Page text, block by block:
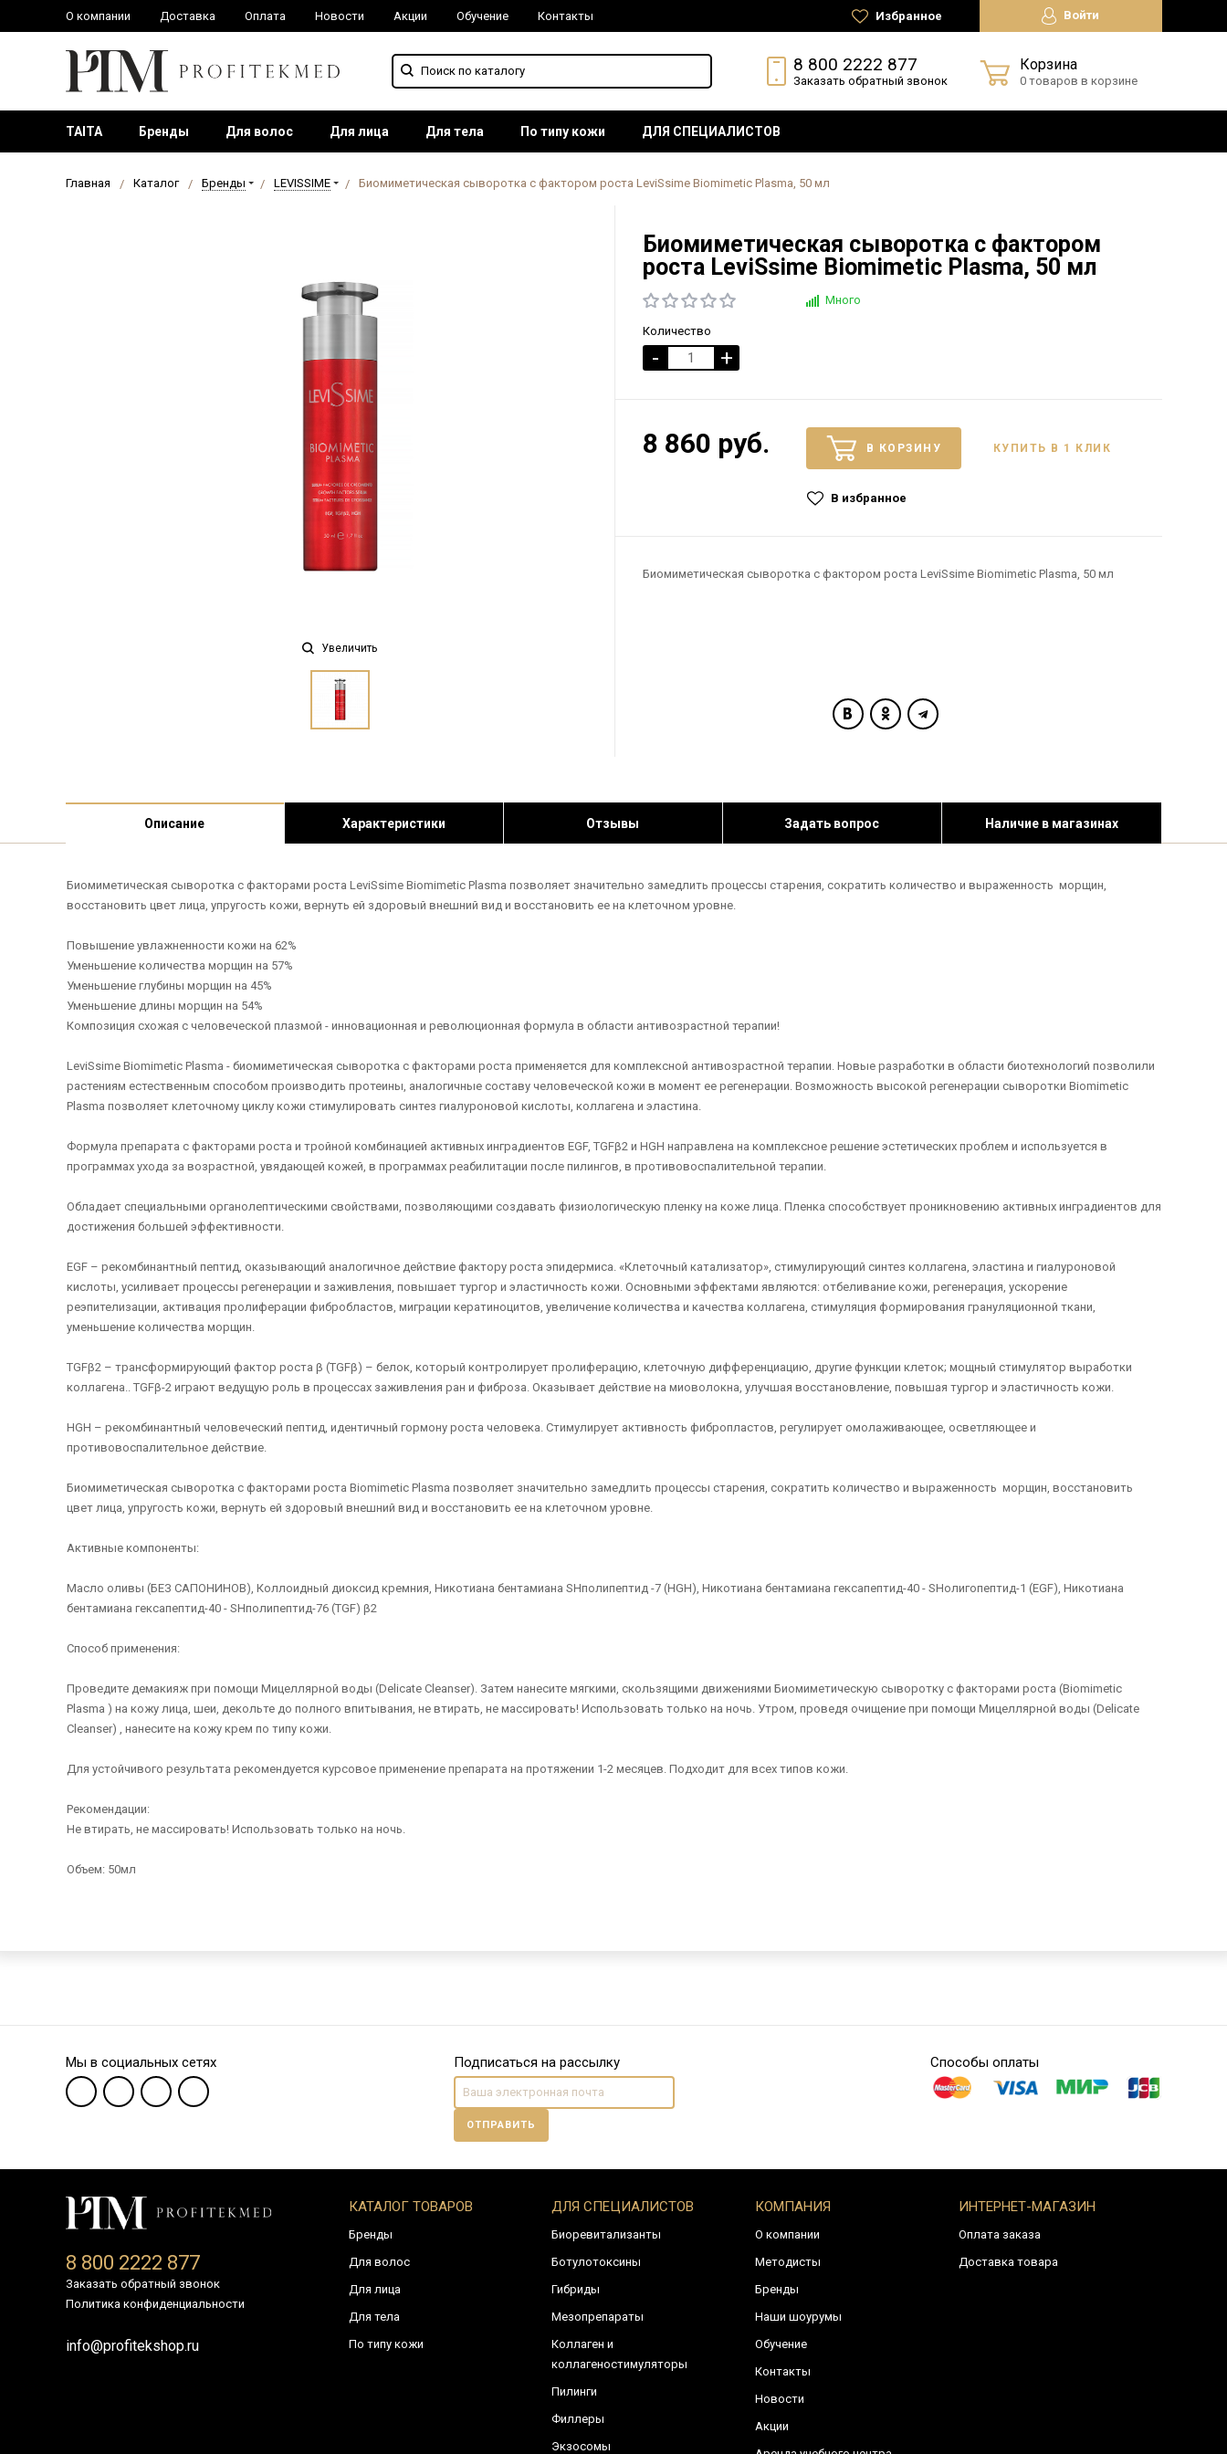
О компании Доставка Оплата Новости Акции Обучение Контакты Избранное Войти
8 800 2222 877
Заказать обратный звонок
Корзина
0 товаров в корзине
TAITA Бренды Для волос Для лица Для тела По типу кожи ДЛЯ СПЕЦИАЛИСТОВ
Главная Каталог Бренды LEVISSIME Биомиметическая сыворотка с фактором роста LeviSsime Biomimetic Plasma, 50 мл
Увеличить
Биомиметическая сыворотка с фактором
роста LeviSsime Biomimetic Plasma, 50 мл
Много
Количество
- +
8 860 руб. В КОРЗИНУ КУПИТЬ В 1 КЛИК
В избранное
Биомиметическая сыворотка с фактором роста LeviSsime Biomimetic Plasma, 50 мл
Описание Характеристики Отзывы Задать вопрос Наличие в магазинах
Биомиметическая сыворотка с факторами роста LeviSsime Biomimetic Plasma позволяет значительно замедлить процессы старения, сократить количество и выраженность морщин,
восстановить цвет лица, упругость кожи, вернуть ей здоровый внешний вид и восстановить ее на клеточном уровне.
Повышение увлажненности кожи на 62%
Уменьшение количества морщин на 57%
Уменьшение глубины морщин на 45%
Уменьшение длины морщин на 54%
Композиция схожая с человеческой плазмой - инновационная и революционная формула в области антивозрастной терапии!
LeviSsime Biomimetic Plasma - биомиметическая сыворотка с факторами роста применяется для комплексной антивозрастной терапии. Новые разработки в области биотехнологий позволили
растениям естественным способом производить протеины, аналогичные составу человеческой кожи в момент ее регенерации. Возможность высокой регенерации сыворотки Biomimetic
Plasma позволяет клеточному циклу кожи стимулировать синтез гиалуроновой кислоты, коллагена и эластина.
Формула препарата с факторами роста и тройной комбинацией активных инградиентов EGF, TGFβ2 и HGH направлена на комплексное решение эстетических проблем и используется в
программах ухода за возрастной, увядающей кожей, в программах реабилитации после пилингов, в противовоспалительной терапии.
Обладает специальными органолептическими свойствами, позволяющими создавать физиологическую пленку на коже лица. Пленка способствует проникновению активных инградиентов для
достижения большей эффективности.
EGF – рекомбинантный пептид, оказывающий аналогичное действие фактору роста эпидермиса. «Клеточный катализатор», стимулирующий синтез коллагена, эластина и гиалуроновой
кислоты, усиливает процессы регенерации и заживления, повышает тургор и эластичность кожи. Основными эффектами являются: отбеливание кожи, регенерация, ускорение
реэпителизации, активация пролиферации фибробластов, миграции кератиноцитов, увеличение количества и качества коллагена, стимуляция формирования грануляционной ткани,
уменьшение количества морщин.
TGFβ2 – трансформирующий фактор роста β (TGFβ) – белок, который контролирует пролиферацию, клеточную дифференциацию, другие функции клеток; мощный стимулятор выработки
коллагена.. TGFβ-2 играют ведущую роль в процессах заживления ран и фиброза. Оказывает действие на миоволокна, улучшая восстановление, повышая тургор и эластичность кожи.
HGH – рекомбинантный человеческий пептид, идентичный гормону роста человека. Стимулирует активность фибропластов, регулирует омолаживающее, осветляющее и
противовоспалительное действие.
Биомиметическая сыворотка с факторами роста Biomimetic Plasma позволяет значительно замедлить процессы старения, сократить количество и выраженность морщин, восстановить
цвет лица, упругость кожи, вернуть ей здоровый внешний вид и восстановить ее на клеточном уровне.
Активные компоненты:
Масло оливы (БЕЗ САПОНИНОВ), Коллоидный диоксид кремния, Никотиана бентамиана SHполипептид -7 (HGH), Никотиана бентамиана гексапептид-40 - SHолигопептид-1 (EGF), Никотиана
бентамиана гексапептид-40 - SHполипептид-76 (TGF) β2
Способ применения:
Проведите демакияж при помощи Мицеллярной воды (Delicate Cleanser). Затем нанесите мягкими, скользящими движениями Биомиметическую сыворотку с факторами роста (Biomimetic
Plasma ) на кожу лица, шеи, декольте до полного впитывания, не втирать, не массировать! Использовать только на ночь. Утром, проведя очищение при помощи Мицеллярной воды (Delicate
Cleanser) , нанесите на кожу крем по типу кожи.
Для устойчивого результата рекомендуется курсовое применение препарата на протяжении 1-2 месяцев. Подходит для всех типов кожи.
Рекомендации:
Не втирать, не массировать! Использовать только на ночь.
Объем: 50мл
Мы в социальных сетях Подписаться на рассылку
ОТПРАВИТЬ
Способы оплаты
8 800 2222 877
Заказать обратный звонок
Политика конфиденциальности
info@profitekshop.ru
КАТАЛОГ ТОВАРОВ
Бренды
Для волос
Для лица
Для тела
По типу кожи
ДЛЯ СПЕЦИАЛИСТОВ
Биоревитализанты
Ботулотоксины
Гибриды
Мезопрепараты
Коллаген и
коллагеностимуляторы
Пилинги
Филлеры
Экзосомы
КОМПАНИЯ
О компании
Методисты
Бренды
Наши шоурумы
Обучение
Контакты
Новости
Акции
ИНТЕРНЕТ-МАГАЗИН
Оплата заказа
Доставка товара